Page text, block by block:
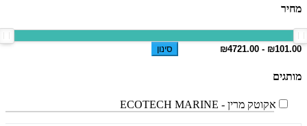
מחיר
סינון
מותגים
אקוטק מרין - ECOTECH MARINE